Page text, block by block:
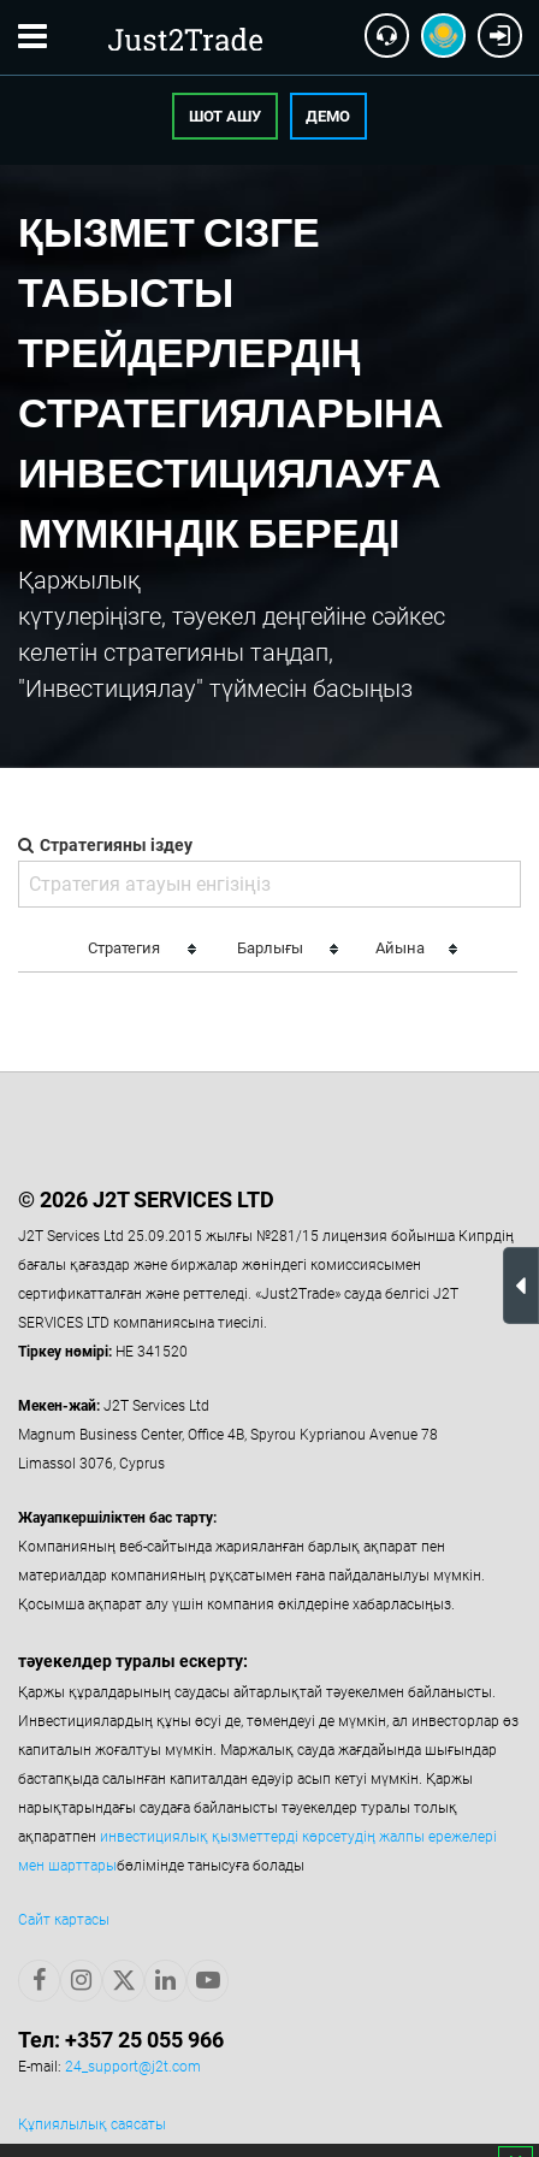
ШОТ АШУ ДЕМО
ҚЫЗМЕТ СІЗГЕ
ТАБЫСТЫ
ТРЕЙДЕРЛЕРДІҢ
СТРАТЕГИЯЛАРЫНА
ИНВЕСТИЦИЯЛАУҒА
МҮМКІНДІК БЕРЕДІ
Қаржылық
күтулеріңізге, тәуекел деңгейіне сәйкес
келетін стратегияны таңдап,
"Инвестициялау" түймесін басыңыз
Стратегияны іздеу
Стратегия Барлығы Айына
© 2026 J2T SERVICES LTD
J2T Services Ltd 25.09.2015 жылғы №281/15 лицензия бойынша Кипрдің
бағалы қағаздар және биржалар жөніндегі комиссиясымен
сертификатталған және реттеледі. «Just2Trade» сауда белгісі J2T
SERVICES LTD компаниясына тиесілі.
Тіркеу нөмірі: HE 341520
Мекен-жай: J2T Services Ltd
Magnum Business Center, Office 4B, Spyrou Kyprianou Avenue 78
Limassol 3076, Cyprus
Жауапкершіліктен бас тарту:
Компанияның веб-сайтында жарияланған барлық ақпарат пен
материалдар компанияның рұқсатымен ғана пайдаланылуы мүмкін.
Қосымша ақпарат алу үшін компания өкілдеріне хабарласыңыз.
тәуекелдер туралы ескерту:
Қаржы құралдарының саудасы айтарлықтай тәуекелмен байланысты.
Инвестициялардың құны өсуі де, төмендеуі де мүмкін, ал инвесторлар өз
капиталын жоғалтуы мүмкін. Маржалық сауда жағдайында шығындар
бастапқыда салынған капиталдан едәуір асып кетуі мүмкін. Қаржы
нарықтарындағы саудаға байланысты тәуекелдер туралы толық
ақпаратпен инвестициялық қызметтерді көрсетудің жалпы ережелері
мен шарттарыбөлімінде танысуға болады
Сайт картасы
Тел: +357 25 055 966
E-mail: 24_support@j2t.com
Құпиялылық саясаты